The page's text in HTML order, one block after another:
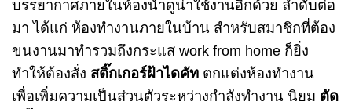
บรรยากาศภายในห้องน้ำดูน่าใช้งานอีกด้วย ลำดับต่อ
มา ได้แก่ ห้องทำงานภายในบ้าน สำหรับสมาชิกที่ต้อง
ขนงานมาทำรวมถึงกระแส work from home ก็ยิ่ง
ทำให้ต้องสั่ง สติ๊กเกอร์ฝ้าไดคัท ตกแต่งห้องทำงาน
เพื่อเพิ่มความเป็นส่วนตัวระหว่างกำลังทำงาน นิยม ตัด